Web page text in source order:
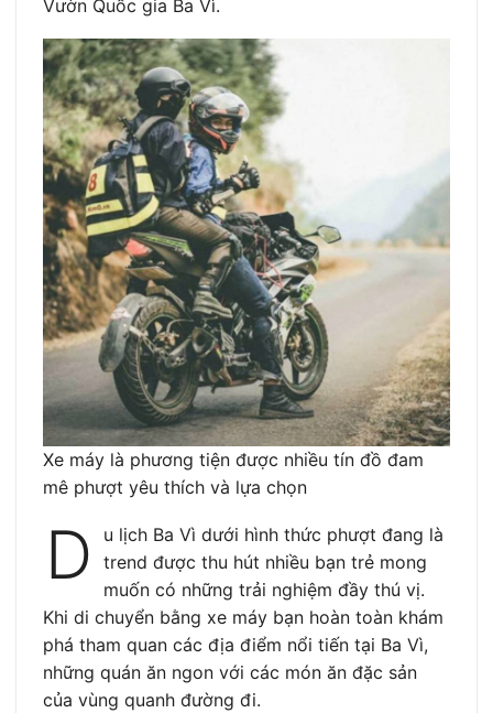
Vườn Quốc gia Ba Vì.
Xe máy là phương tiện được nhiều tín đồ đam
mê phượt yêu thích và lựa chọn
D
u lịch Ba Vì dưới hình thức phượt đang là
trend được thu hút nhiều bạn trẻ mong
muốn có những trải nghiệm đầy thú vị.
Khi di chuyển bằng xe máy bạn hoàn toàn khám
phá tham quan các địa điểm nổi tiến tại Ba Vì,
những quán ăn ngon với các món ăn đặc sản
của vùng quanh đường đi.